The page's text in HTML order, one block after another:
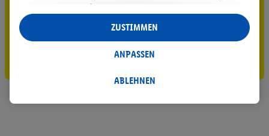
5.95 € Versand sparen³²ᵃ
Jetzt zum Newsletter anmelden
Gutschein sichern!
auch durch Partner (u.a.
Verantwortliche; im Zusammenhang mit dem IAB TCF
insgesamt
Statistik-Erstellung oder für personalisierte Werbung
Datenverarbeitungen für personalisierte Werbung werden
ABLEHNEN
ANPASSEN
ZUSTIMMEN